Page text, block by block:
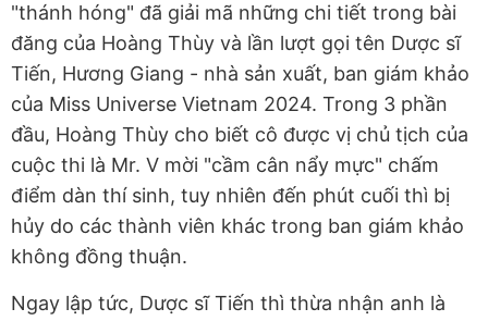
"thánh hóng" đã giải mã những chi tiết trong bài
đăng của Hoàng Thùy và lần lượt gọi tên Dược sĩ
Tiến, Hương Giang - nhà sản xuất, ban giám khảo
của Miss Universe Vietnam 2024. Trong 3 phần
đầu, Hoàng Thùy cho biết cô được vị chủ tịch của
cuộc thi là Mr. V mời "cầm cân nẩy mực" chấm
điểm dàn thí sinh, tuy nhiên đến phút cuối thì bị
hủy do các thành viên khác trong ban giám khảo
không đồng thuận.
Ngay lập tức, Dược sĩ Tiến thì thừa nhận anh là